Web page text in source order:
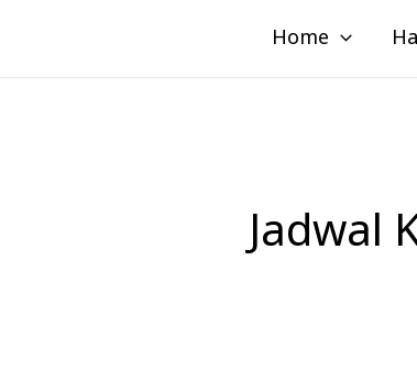
konten
Home
Jadwal